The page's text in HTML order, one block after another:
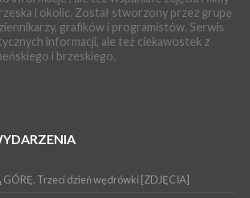
w Krakowie
jak doszło do śmierci 32-letniego
i okolic. Został stworzony przez grupę
grafików i programistów. Serwis
informacji, ale też ciekawostek z
i brzeskiego.
GÓRĘ. Trzeci dzień wędrówki [ZDJĘCIA]